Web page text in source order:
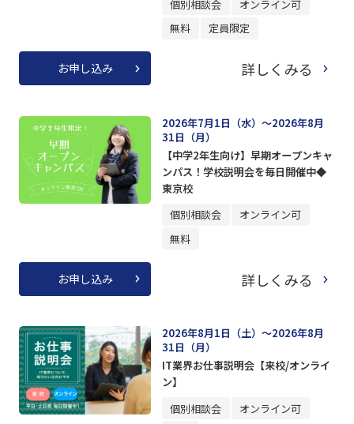
個別相談会
オンライン可
無料
定員限定
お申し込み 詳しくみる
2026年7月1日（水）～2026年8月
31日（月）
【中学2年生向け】早期オープンキャ
ンパス！学校説明会を毎日開催中◆
東京校
個別相談会
オンライン可
無料
お申し込み 詳しくみる
2026年8月1日（土）～2026年8月
31日（月）
IT業界お仕事説明会【来校/オンライ
ン】
個別相談会
オンライン可